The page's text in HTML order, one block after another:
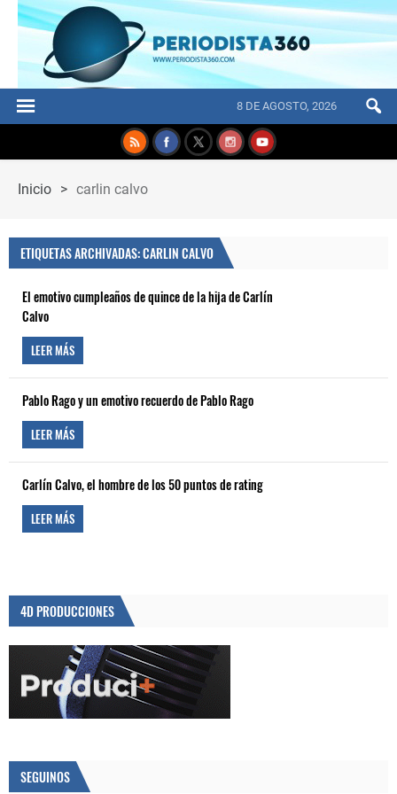
8 DE AGOSTO, 2026
Inicio > carlin calvo
ETIQUETAS ARCHIVADAS: CARLIN CALVO
El emotivo cumpleaños de quince de la hija de Carlín
Calvo
LEER MÁS
Pablo Rago y un emotivo recuerdo de Pablo Rago
LEER MÁS
Carlín Calvo, el hombre de los 50 puntos de rating
LEER MÁS
4D PRODUCCIONES
SEGUINOS